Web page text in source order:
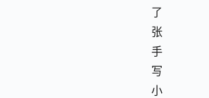
了
张
手
写
小